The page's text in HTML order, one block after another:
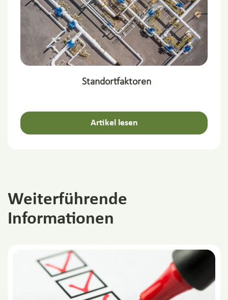
Standortfaktoren
Artikel lesen
Weiterführende
Informationen